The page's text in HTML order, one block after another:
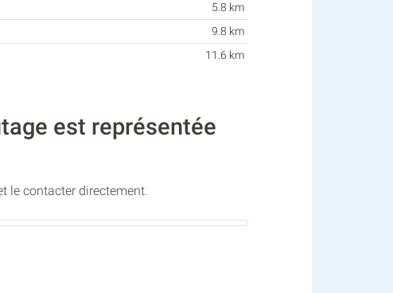
5.8 km
9.8 km
11.6 km
est représentée
le contacter directement.